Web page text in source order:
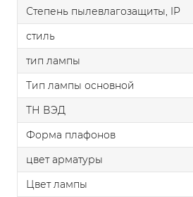
Степень пылевлагозащиты, IP
стиль
тип лампы
Тип лампы основной
ТН ВЭД
Форма плафонов
цвет арматуры
Цвет лампы